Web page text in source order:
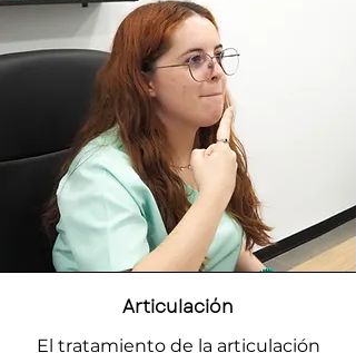
Articulación​
El tratamiento de la articulación